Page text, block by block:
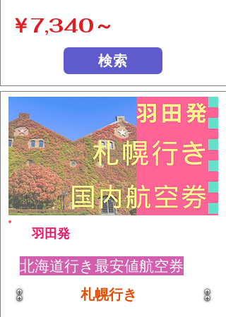
￥7,340～
検索
羽田発
北海道行き最安値航空券
札幌行き